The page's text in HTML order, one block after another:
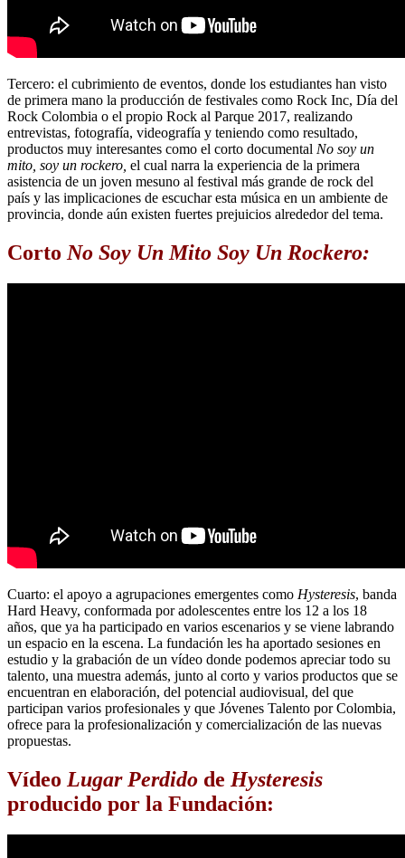
Tercero: el cubrimiento de eventos, donde los estudiantes han visto
de primera mano la producción de festivales como Rock Inc, Día del
Rock Colombia o el propio Rock al Parque 2017, realizando
entrevistas, fotografía, videografía y teniendo como resultado,
productos muy interesantes como el corto documental No soy un
mito, soy un rockero, el cual narra la experiencia de la primera
asistencia de un joven mesuno al festival más grande de rock del
país y las implicaciones de escuchar esta música en un ambiente de
provincia, donde aún existen fuertes prejuicios alrededor del tema.
Corto No Soy Un Mito Soy Un Rockero:
Cuarto: el apoyo a agrupaciones emergentes como Hysteresis, banda
Hard Heavy, conformada por adolescentes entre los 12 a los 18
años, que ya ha participado en varios escenarios y se viene labrando
un espacio en la escena. La fundación les ha aportado sesiones en
estudio y la grabación de un vídeo donde podemos apreciar todo su
talento, una muestra además, junto al corto y varios productos que se
encuentran en elaboración, del potencial audiovisual, del que
participan varios profesionales y que Jóvenes Talento por Colombia,
ofrece para la profesionalización y comercialización de las nuevas
propuestas.
Vídeo Lugar Perdido de Hysteresis
producido por la Fundación: